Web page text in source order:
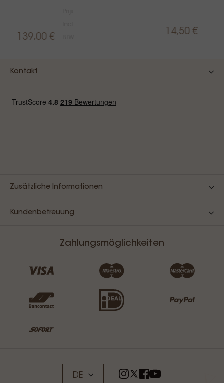
139,00 €
14,50 €
Kontakt
Zusätzliche Informationen
Kundenbetreuung
Zahlungsmöglichkeiten
DE